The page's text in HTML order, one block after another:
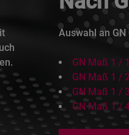
Auswahl an
GN Maß 1 / 1
GN Maß 1 /
GN Maß 1 / 3
GN Maß 1 /